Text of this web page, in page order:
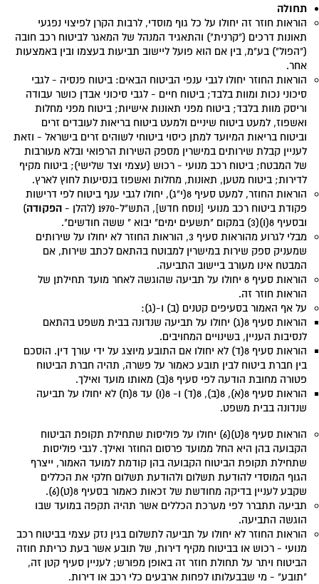
תחולה
הוראות חוזר זה יחולו על כל גוף מוסדי, לרבות הקרן לפיצוי נפגעי
תאונות דרכים ("קרנית") והתאגיד המנהל של המאגר לביטוח רכב חובה
("הפול") בע"מ, בין אם הוא פועל ליישוב תביעות בעצמו ובין באמצעות
אחר.
הוראות החוזר יחולו לגבי ענפי הביטוח הבאים: ביטוח פנסיה - לגבי
סיכוני נכות ומוות בלבד; ביטוח חיים - לגבי סיכוני אבדן כושר עבודה
וריסק מוות בלבד; ביטוח מפני תאונות אישיות; ביטוח מפני מחלות
ואשפוז, למעט ביטוח שיניים ולמעט ביטוח בריאות לעובדים זרים
וביטוח בריאות המיועד למתן כיסוי ביטוחי לשוהים זרים בישראל - וזאת
לעניין קבלת שירותים במישרין מספק השירות הרפואי ובלא מעורבות
של המבטח; ביטוח רכב מנועי - רכוש (עצמי וצד שלישי); ביטוח מקיף
לדירות; ביטוח מטען, תאונות, מחלות ואשפוז בנסיעות לחוץ לארץ.
הוראות החוזר, למעט סעיף 8(י"ג), יחולו לגבי ענף ביטוח לפי דרישות
פקודת ביטוח רכב מנועי [נוסח חדש], התש"ל-1970 (להלן -
הפקודה)
ובסעיף 8(ו)(3) במקום "תשעים ימים" יבוא " ששה חודשים".
מבלי לגרוע מהוראות סעיף 3, הוראות החוזר לא יחולו על שירותים
שמעניק ספק שירות במישרין למבוטח בהתאם לכתב שירות, אם
המבטח אינו מעורב ביישוב התביעה.
הוראות סעיף 8 יחולו על תביעה שהוגשה לאחר מועד תחילתן של
הוראות חוזר זה.
על אף האמור בסעיפים קטנים (ב) ו-(ג):
הוראות סעיף 8(ג) יחולו על תביעה שנדונה בבית משפט בהתאם
לנסיבות העניין, בשינויים המחויבים.
הוראות סעיף 8(ד) לא יחולו אם התובע מיוצג על ידי עורך דין. הוסכם
בין חברת ביטוח לבין תובע כאמור על פשרה, תהיה חברת הביטוח
פטורה מחובת הודעה לפי סעיף 8(ב) מאותו מועד ואילך.
הוראות סעיף 8(א), 8(ב), 8(ד) ו- 8(ו) עד 8(ח) לא יחולו על תביעה
שנדונה בבית משפט.
הוראות סעיף 8(ט)(6) יחולו על פוליסות שתחילת תקופת הביטוח
הקבועה בהן היא החל ממועד פרסום החוזר ואילך. לגבי פוליסות
שתחילת תקופת הביטוח הקבועה בהן קודמת למועד האמור, ייצרף
הגוף המוסדי להודעת תשלום ולהודעת תשלום חלקי את הכללים
שקבע לעניין בדיקה מחודשת של זכאות כאמור בסעיף 8(ט)(6).
תביעה תתברר לפי מערכת הכללים אשר תהיה תקפה במועד שבו
הוגשה התביעה.
הוראות החוזר לא יחולו על תביעה לתשלום בגין נזק עצמי בביטוח רכב
מנועי - רכוש או בביטוח מקיף דירות, של תובע אשר בעת כריתת חוזה
הביטוח ויתר על תחולת חוזר זה באופן מפורש; לעניין סעיף קטן זה,
"תובע" - מי שבבעלותו לפחות ארבעים כלי רכב או דירות.